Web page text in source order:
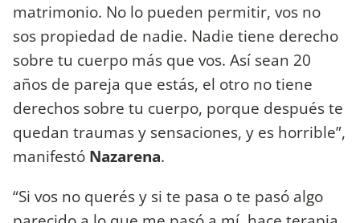
matrimonio. No lo pueden permitir, vos no
sos propiedad de nadie. Nadie tiene derecho
sobre tu cuerpo más que vos. Así sean 20
años de pareja que estás, el otro no tiene
derechos sobre tu cuerpo, porque después te
quedan traumas y sensaciones, y es horrible”,
manifestó Nazarena.
“Si vos no querés y si te pasa o te pasó algo